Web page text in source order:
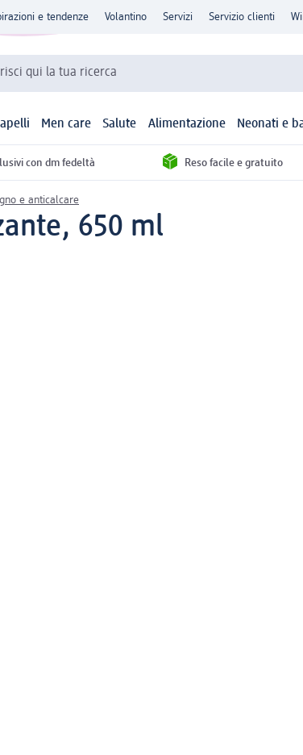
e tendenze Volantino Servizi Servizio clienti
qui la tua ricerca
Men care Salute Alimentazione Neonati e
con dm fedeltà Reso facile e gratuito
e anticalcare
650 ml